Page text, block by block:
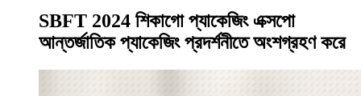
SBFT 2024 শিকাগো প্যাকেজিং এক্সপো
আন্তর্জাতিক প্যাকেজিং প্রদর্শনীতে অংশগ্রহণ করে